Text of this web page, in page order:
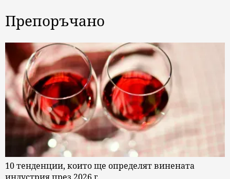
Препоръчано
10 тенденции, които ще определят винената